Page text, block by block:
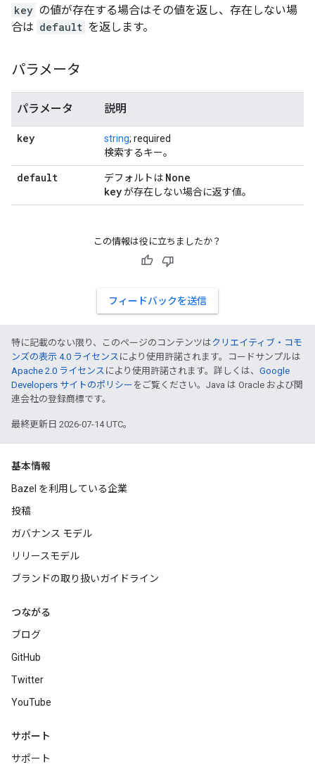
key の値が存在する場合はその値を返し、存在しない場
合は default を返します。
パラメータ
パラメータ 説明
key string; required
検索するキー。
default デフォルトは None
keyが存在しない場合に返す値。
この情報は役に立ちましたか？
フィードバックを送信
特に記載のない限り、このページのコンテンツはクリエイティブ・コモ
ンズの表示 4.0 ライセンス により使用許諾されます。コードサンプルは
Apache 2.0 ライセンス により使用許諾されます。詳しくは、 Google
Developers サイトのポリシー をご覧ください。Java は Oracle および関
連会社の登録商標です。
最終更新日 2026-07-14 UTC。
基本情報
Bazel を利用している企業
投稿
ガバナンス モデル
リリースモデル
ブランドの取り扱いガイドライン
つながる
ブログ
GitHub
Twitter
YouTube
サポート
サポート